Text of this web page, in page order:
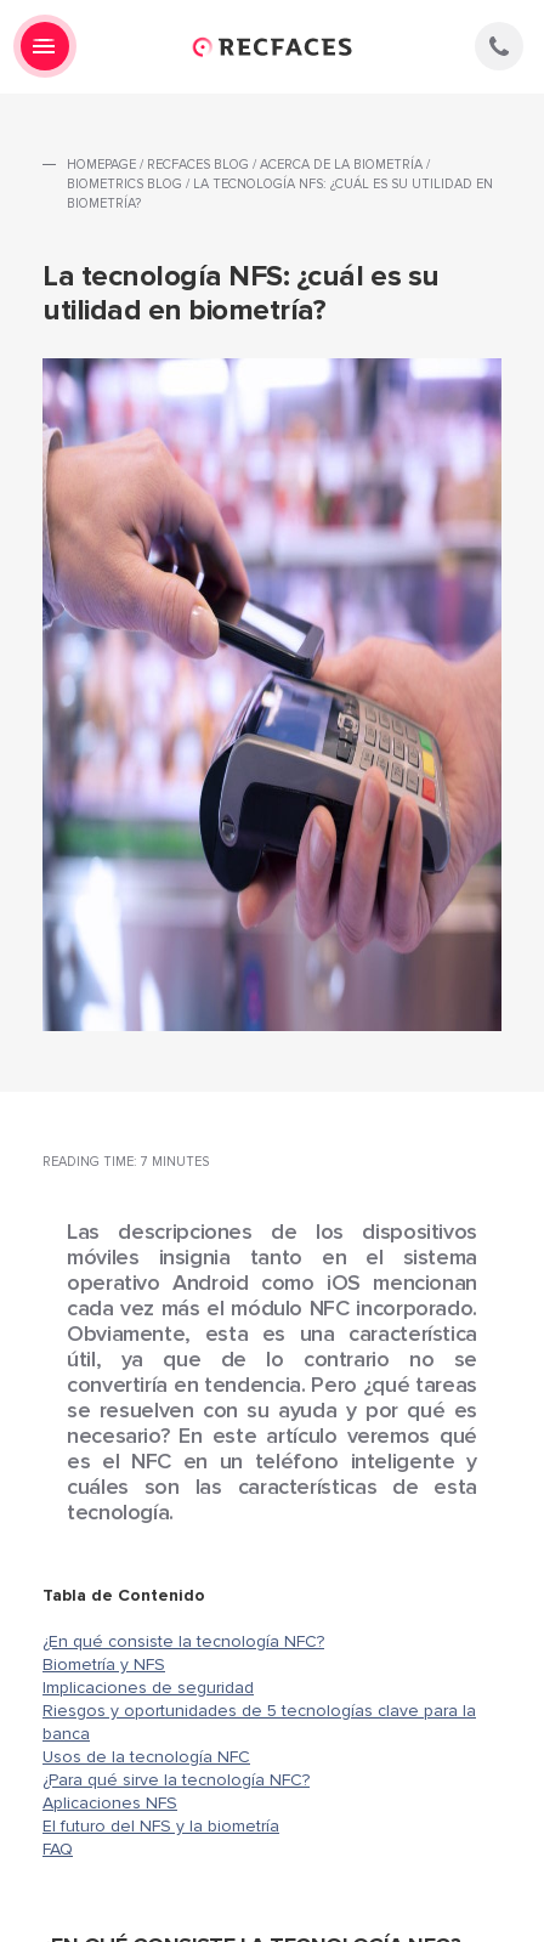
HOMEPAGE / RECFACES BLOG / ACERCA DE LA BIOMETRÍA /
BIOMETRICS BLOG / LA TECNOLOGÍA NFS: ¿CUÁL ES SU UTILIDAD EN
BIOMETRÍA?
La tecnología NFS: ¿cuál es su
utilidad en biometría?
READING TIME: 7 MINUTES
Las descripciones de los dispositivos
móviles insignia tanto en el sistema
operativo Android como iOS mencionan
cada vez más el módulo NFC incorporado.
Obviamente, esta es una característica
útil, ya que de lo contrario no se
convertiría en tendencia. Pero ¿qué tareas
se resuelven con su ayuda y por qué es
necesario? En este artículo veremos qué
es el NFC en un teléfono inteligente y
cuáles son las características de esta
tecnología.
Tabla de Contenido
¿En qué consiste la tecnología NFC?
Biometría y NFS
Implicaciones de seguridad
Riesgos y oportunidades de 5 tecnologías clave para la
banca
Usos de la tecnología NFC
¿Para qué sirve la tecnología NFC?
Aplicaciones NFS
El futuro del NFS y la biometría
FAQ